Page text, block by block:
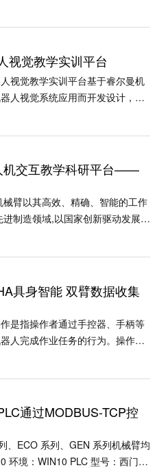
视觉教学实训平台
视觉教学实训平台基于睿尔曼机
人视觉系统应用而开发设计，产
自动化控制系统、计算机编程系
机交互教学科研平台——
臂以其高效、精确、智能的工作
制造领域,以国家创新驱动发展战
繁荣发展的时期。在这样的行业
具身智能 双臂数据收集
是指操作者通过手控器、手柄等
人完成作业任务的行为。操作者
同时感受到从机器人和外界的交
通过MODBUS-TCP控
、ECO 系列、GEN 系列机械臂均
环境：WIN10 PLC 型号：西门子